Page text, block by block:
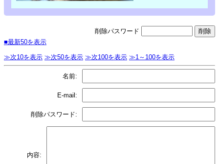
削除パスワード
■最新50を表示
≫次10を表示 ≫次50を表示 ≫次100を表示 ≫1～100を表示
名前:
E-mail:
削除パスワード:
内容: